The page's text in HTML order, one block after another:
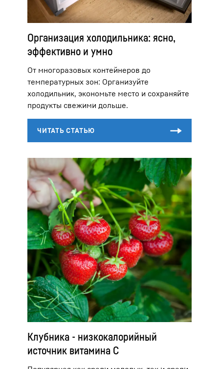
Организация холодильника: ясно,
эффективно и умно
От многоразовых контейнеров до
температурных зон: Организуйте
холодильник, экономьте место и сохраняйте
продукты свежими дольше.
Клубника - низкокалорийный
источник витамина C